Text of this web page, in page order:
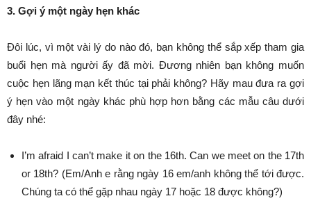
3. Gợi ý một ngày hẹn khác
Đôi lúc, vì một vài lý do nào đó, bạn không thể sắp xếp tham gia
buổi hẹn mà người ấy đã mời. Đương nhiên bạn không muốn
cuộc hẹn lãng mạn kết thúc tại phải không? Hãy mau đưa ra gợi
ý hẹn vào một ngày khác phù hợp hơn bằng các mẫu câu dưới
đây nhé:
I’m afraid I can’t make it on the 16th. Can we meet on the 17th
or 18th? (Em/Anh e rằng ngày 16 em/anh không thể tới được.
Chúng ta có thể gặp nhau ngày 17 hoặc 18 được không?)